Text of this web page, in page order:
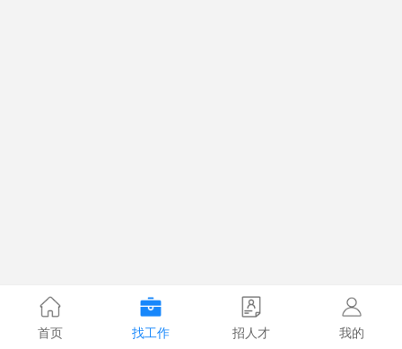
首页 找工作 招人才 我的